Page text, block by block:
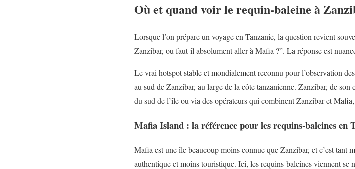
Où et quand voir le requin-baleine à
Lorsque l’on prépare un voyage en Tanzanie, la question revient
Zanzibar, ou faut-il absolument aller à Mafia ?”. La réponse est
Le vrai hotspot stable et mondialement reconnu pour l’observation
au sud de Zanzibar, au large de la côte tanzanienne. Zanzibar, de
du sud de l’île ou via des opérateurs qui combinent Zanzibar et
Mafia Island : la référence pour les requins-baleines en
Mafia est une île beaucoup moins connue que Zanzibar, et c’est tant
authentique et moins touristique. Ici, les requins-baleines viennent